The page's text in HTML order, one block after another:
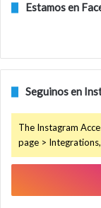
Estamos en
Seguinos en
The Instagram
page >